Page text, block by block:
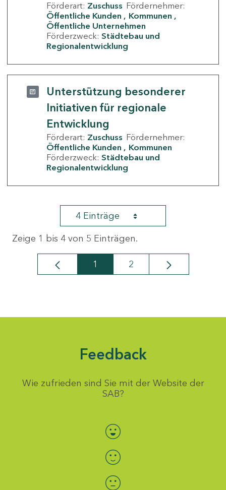
Förderart: Zuschuss Fördernehmer:
Öffentliche Kunden
Kommunen
Öffentliche Unternehmen
Förderzweck: Städtebau und
Regionalentwicklung
Unterstützung besonderer
Initiativen für regionale
Entwicklung
Förderart: Zuschuss Fördernehmer:
Öffentliche Kunden
Kommunen
Förderzweck: Städtebau und
Regionalentwicklung
4 Einträge
Zeige 1 bis 4 von 5 Einträgen.
Seite
1 Seite
2
Feedback
Wie zufrieden sind Sie mit der Website der
SAB?
Bewertung auswählen